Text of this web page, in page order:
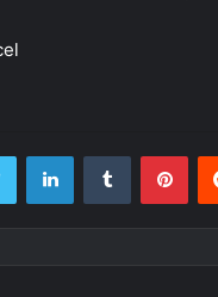
Twitter LinkedInTumblr